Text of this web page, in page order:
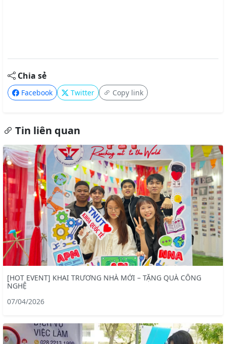
Chia sẻ
Facebook Twitter Copy link
Tin liên quan
[HOT EVENT] KHAI TRƯƠNG NHÀ MỚI – TẶNG QUÀ CÔNG
NGHỆ
07/04/2026